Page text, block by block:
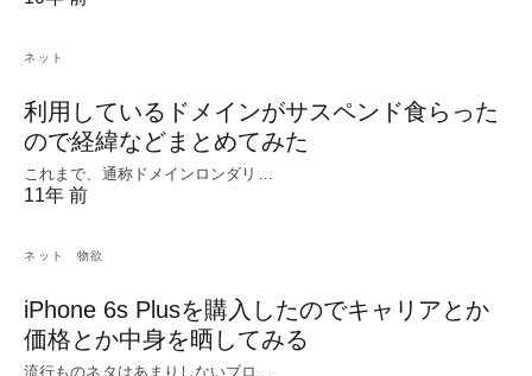
ネット
利用しているドメインがサスペンド食らった
ので経緯などまとめてみた
これまで、通称ドメインロンダリ…
11年 前
ネット 物欲
iPhone 6s Plusを購入したのでキャリアとか
価格とか中身を晒してみる
流行ものネタはあまりしないブロ…